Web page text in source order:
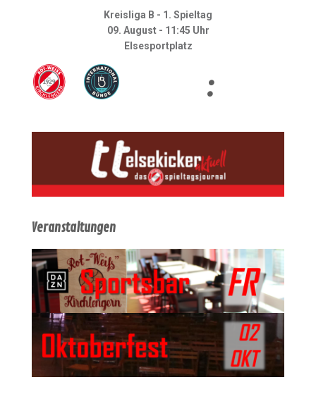
Kreisliga B - 1. Spieltag
09. August - 11:45 Uhr
Elsesportplatz
:
Veranstaltungen